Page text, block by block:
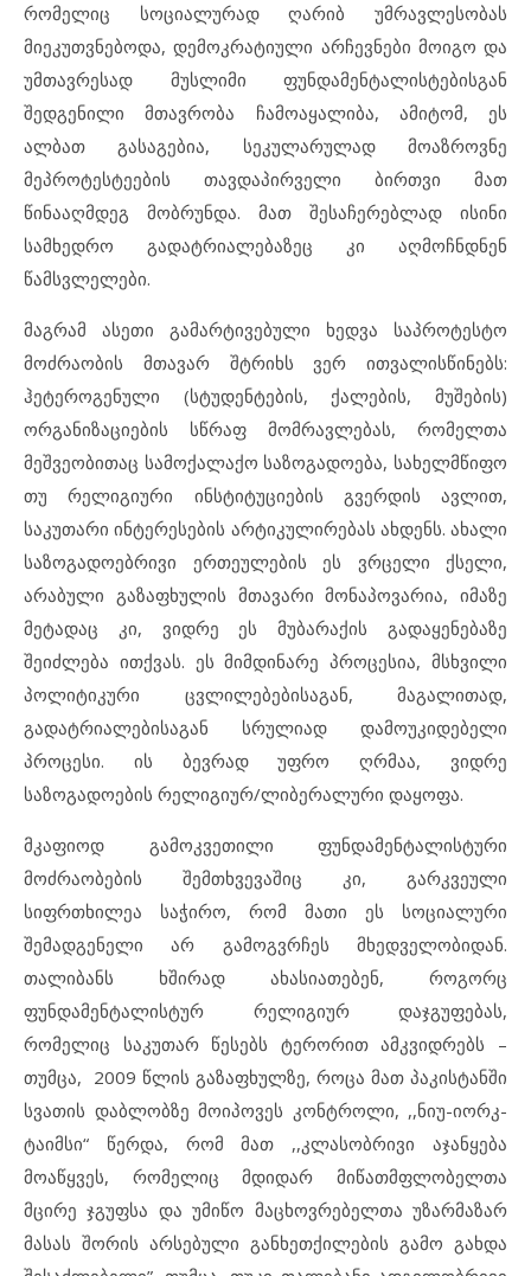
რომელიც სოციალურად ღარიბ უმრავლესობას
მიეკუთვნებოდა, დემოკრატიული არჩევნები მოიგო და
უმთავრესად მუსლიმი ფუნდამენტალისტებისგან
შედგენილი მთავრობა ჩამოაყალიბა, ამიტომ, ეს
ალბათ გასაგებია, სეკულარულად მოაზროვნე
მეპროტესტეების თავდაპირველი ბირთვი მათ
წინააღმდეგ მობრუნდა. მათ შესაჩერებლად ისინი
სამხედრო გადატრიალებაზეც კი აღმოჩნდნენ
წამსვლელები.
მაგრამ ასეთი გამარტივებული ხედვა საპროტესტო
მოძრაობის მთავარ შტრიხს ვერ ითვალისწინებს:
ჰეტეროგენული (სტუდენტების, ქალების, მუშების)
ორგანიზაციების სწრაფ მომრავლებას, რომელთა
მეშვეობითაც სამოქალაქო საზოგადოება, სახელმწიფო
თუ რელიგიური ინსტიტუციების გვერდის ავლით,
საკუთარი ინტერესების არტიკულირებას ახდენს. ახალი
საზოგადოებრივი ერთეულების ეს ვრცელი ქსელი,
არაბული გაზაფხულის მთავარი მონაპოვარია, იმაზე
მეტადაც კი, ვიდრე ეს მუბარაქის გადაყენებაზე
შეიძლება ითქვას. ეს მიმდინარე პროცესია, მსხვილი
პოლიტიკური ცვლილებებისაგან, მაგალითად,
გადატრიალებისაგან სრულიად დამოუკიდებელი
პროცესი. ის ბევრად უფრო ღრმაა, ვიდრე
საზოგადოების რელიგიურ/ლიბერალური დაყოფა.
მკაფიოდ გამოკვეთილი ფუნდამენტალისტური
მოძრაობების შემთხვევაშიც კი, გარკვეული
სიფრთხილეა საჭირო, რომ მათი ეს სოციალური
შემადგენელი არ გამოგვრჩეს მხედველობიდან.
თალიბანს ხშირად ახასიათებენ, როგორც
ფუნდამენტალისტურ რელიგიურ დაჯგუფებას,
რომელიც საკუთარ წესებს ტერორით ამკვიდრებს –
თუმცა, 2009 წლის გაზაფხულზე, როცა მათ პაკისტანში
სვათის დაბლობზე მოიპოვეს კონტროლი, ,,ნიუ-იორკ-
ტაიმსი“ წერდა, რომ მათ ,,კლასობრივი აჯანყება
მოაწყვეს, რომელიც მდიდარ მიწათმფლობელთა
მცირე ჯგუფსა და უმიწო მაცხოვრებელთა უზარმაზარ
მასას შორის არსებული განხეთქილების გამო გახდა